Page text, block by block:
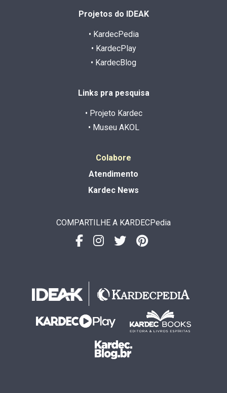
Projetos do IDEAK
• KardecPedia
• KardecPlay
• KardecBlog
Links pra pesquisa
• Projeto Kardec
• Museu AKOL
Colabore
Atendimento
Kardec News
COMPARTILHE A KARDECPedia